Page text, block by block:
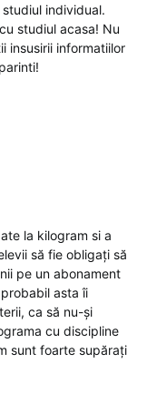
individual.
studiul acasa! Nu
insusirii informatiilor
la kilogram si a
să fie obligați să
pe un abonament
asta îi
ca să nu-și
cu discipline
sunt foarte supărați